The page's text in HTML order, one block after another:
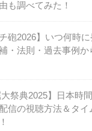
も調べてみた！
砲2026】いつ何時
・法則・過去事例か
大祭典2025】日本時
信の視聴方法＆タイ